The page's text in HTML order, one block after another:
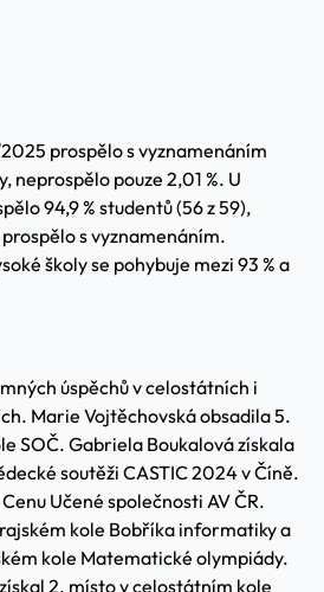
prospělo s vyznamenáním
neprospělo pouze 2,01 %. U
94,9 % studentů (56 z 59),
s vyznamenáním.
školy se pohybuje mezi 93 % a
úspěchů v celostátních i
Marie Vojtěchovská obsadila 5.
SOČ. Gabriela Boukalová získala
soutěži CASTIC 2024 v Číně.
Učené společnosti AV ČR.
kole Bobříka informatiky a
kole Matematické olympiády.
2. místo v celostátním kole